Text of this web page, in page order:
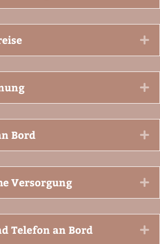
Bord
Versorgung
Telefon an Bord